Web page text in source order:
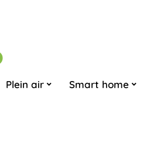
Plein air Smart home